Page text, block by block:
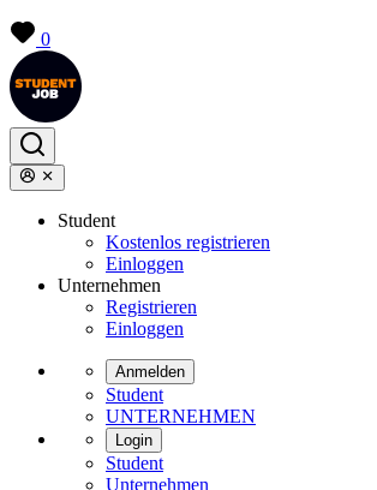
0
Student
Kostenlos registrieren
Einloggen
Unternehmen
Registrieren
Einloggen
Anmelden
Student
UNTERNEHMEN
Login
Student
Unternehmen